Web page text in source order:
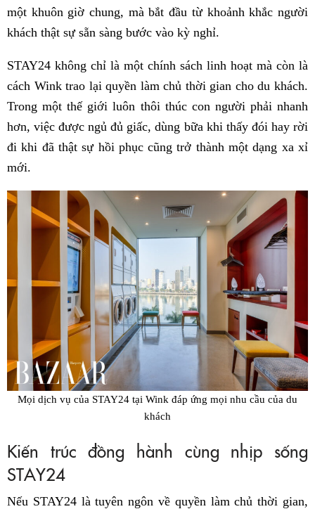
một khuôn giờ chung, mà bắt đầu từ khoảnh khắc người
khách thật sự sẵn sàng bước vào kỳ nghỉ.
STAY24 không chỉ là một chính sách linh hoạt mà còn là
cách Wink trao lại quyền làm chủ thời gian cho du khách.
Trong một thế giới luôn thôi thúc con người phải nhanh
hơn, việc được ngủ đủ giấc, dùng bữa khi thấy đói hay rời
đi khi đã thật sự hồi phục cũng trở thành một dạng xa xỉ
mới.
Mọi dịch vụ của STAY24 tại Wink đáp ứng mọi nhu cầu của du
khách
Kiến trúc đồng hành cùng nhịp sống
STAY24
Nếu STAY24 là tuyên ngôn về quyền làm chủ thời gian,